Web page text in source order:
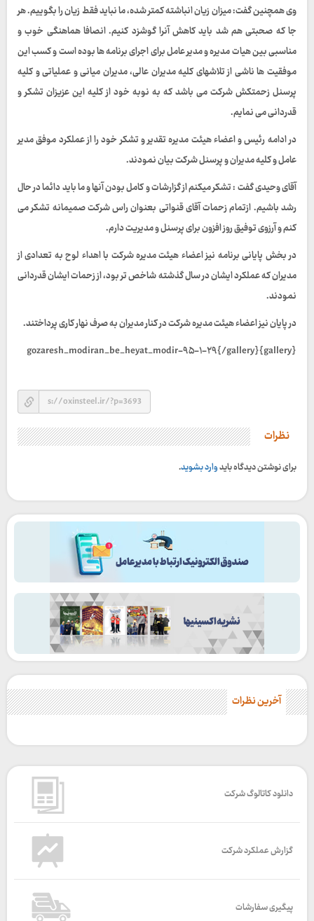
وی همچنین گفت: میزان زیان انباشته کمتر شده، ما نباید فقط زیان را بگوییم. هر
جا که صحبتی هم شد باید کاهش آنرا گوشزد کنیم. انصافا هماهنگی خوب و
مناسبی بین هیات مدیره و مدیر عامل برای اجرای برنامه ها بوده است و کسب این
موفقیت ها ناشی از تلاشهای کلیه مدیران عالی، مدیران میانی و عملیاتی و کلیه
پرسنل زحمتکش شرکت می باشد که به نوبه خود از کلیه این عزیزان تشکر و
قدردانی می نمایم.
در ادامه رئیس و اعضاء هیئت مدیره تقدیر و تشکر خود را از عملکرد موفق مدیر
عامل و کلیه مدیران و پرسنل شرکت بیان نمودند.
آقای وحیدی گفت : تشکر میکنم از گزارشات و کامل بودن آنها و ما باید دائما در حال
رشد باشیم. ازتمام زحمات آقای قنواتی بعنوان راس شرکت صمیمانه تشکر می
کنم و آرزوی توفیق روز افزون برای پرسنل و مدیریت دارم.
در بخش پایانی برنامه نیز اعضاء هیئت مدیره شرکت با اهداء لوح به تعدادی از
مدیران که عملکرد ایشان در سال گذشته شاخص تر بود، از زحمات ایشان قدردانی
نمودند.
در پایان نیز اعضاء هیئت مدیره شرکت در کنار مدیران به صرف نهار کاری پرداختند.
{gallery}gozaresh_modiran_be_heyat_modir-۹۵-۱-۲۹{/gallery}
نظرات
برای نوشتن دیدگاه بایدوارد بشوید.
آخرین نظرات
دانلود کاتالوگ شرکت
گزارش عملکرد شرکت
پیگیری سفارشات